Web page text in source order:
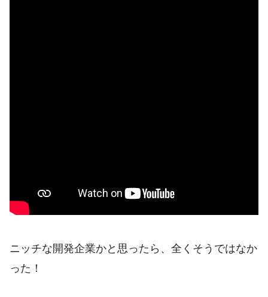
ニッチな開発企業かと思ったら、全くそうではなか
った！